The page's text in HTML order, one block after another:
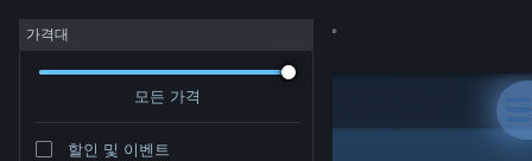
로그인
가격대
모든 가격
할인 및 이벤트